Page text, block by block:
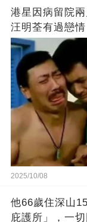
港星因病留院
汪明荃有過戀情
2025/10/08
他66歲住深山
庇護所」，一